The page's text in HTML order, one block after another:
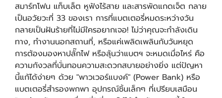
สมาร์ทโฟน แท็บเล็ต หูฟังไร้สาย และสารพัดแกดเจ็ต กลาย
เป็นอวัยวะที่ 33 ของเรา การที่แบตเตอรี่หมดระหว่างวัน
กลายเป็นฝันร้ายที่ไม่มีใครอยากเจอ! ไม่ว่าคุณจะกำลังเดิน
ทาง, ทำงานนอกสถานที่, หรือแค่เพลิดเพลินกับวันหยุด
การต้องมองหาปลั๊กไฟ หรือลุ้นว่าแบตฯ จะหมดเมื่อไหร่ คือ
ความกังวลที่บั่นทอนความสะดวกสบายอย่างยิ่ง แต่ปัญหา
นี้แก้ได้ง่ายๆ ด้วย "พาวเวอร์แบงค์" (Power Bank) หรือ
แบตเตอรี่สำรองพกพา อุปกรณ์ชิ้นเล็กๆ ที่เปรียบเสมือน